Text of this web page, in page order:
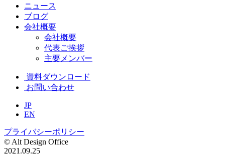
ニュース
ブログ
会社概要
会社概要
代表ご挨拶
主要メンバー
資料ダウンロード
お問い合わせ
JP
EN
プライバシーポリシー
© Alt Design Office
2021.09.25